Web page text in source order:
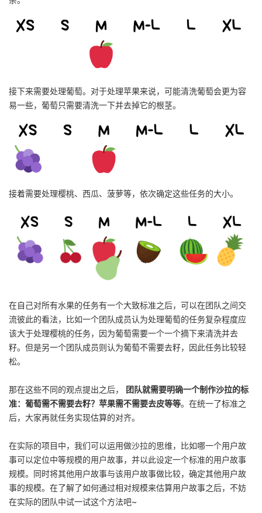
接下来需要处理葡萄。对于处理苹果来说，可能清洗葡萄会更为容
易一些，葡萄只需要清洗一下并去掉它的根茎。
接着需要处理樱桃、西瓜、菠萝等，依次确定这些任务的大小。
在自己对所有水果的任务有一个大致标准之后，可以在团队之间交
流彼此的看法，比如一个团队成员认为处理葡萄的任务复杂程度应
该大于处理樱桃的任务，因为葡萄需要一个一个摘下来清洗并去
籽。但是另一个团队成员则认为葡萄不需要去籽，因此任务比较轻
松。
那在这些不同的观点提出之后，
团队就需要明确一个制作沙拉的标
准：葡萄需不需要去籽？苹果需不需要去皮等等。在统一了标准之
后，大家再就任务实现估算的对齐。
在实际的项目中，我们可以运用做沙拉的思维，比如哪一个用户故
事可以定位中等规模的用户故事，并以此设定一个标准的用户故事
规模。同时将其他用户故事与该用户故事做比较，确定其他用户故
事的规模。在了解了如何通过相对规模来估算用户故事之后，不妨
在实际的团队中试一试这个方法吧~